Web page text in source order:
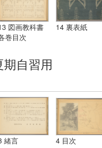
図画教科書
巻目次
14 裏表紙
自習用
緒言 4 目次